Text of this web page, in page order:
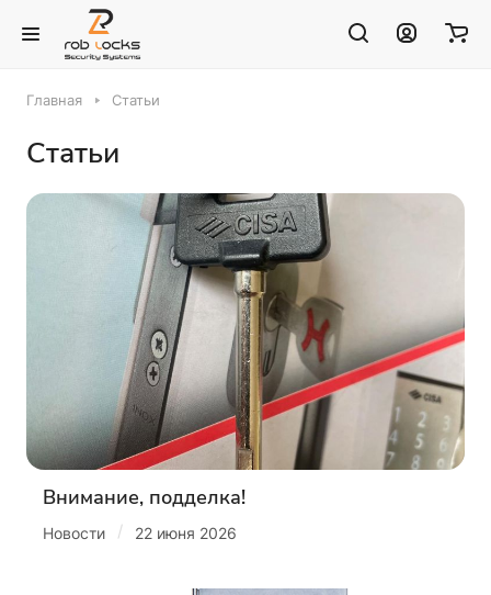
Главная Статьи
Статьи
Внимание, подделка!
Новости / 22 июня 2026